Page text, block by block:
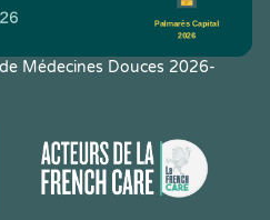
Médecines Douces 2026-